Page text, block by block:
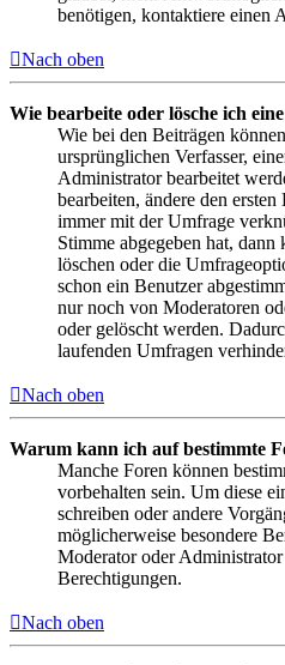
benötigen, kontaktiere einen
Nach oben
Wie bearbeite oder lösche ich
Wie bei den Beiträgen
ursprünglichen Verfasser,
Administrator bearbeitet
bearbeiten, ändere den
immer mit der Umfrage
Stimme abgegeben hat,
löschen oder die
schon ein Benutzer
nur noch von Moderatoren
oder gelöscht werden.
laufenden Umfragen
Nach oben
Warum kann ich auf bestimmte
Manche Foren können
vorbehalten sein. Um diese
schreiben oder andere
möglicherweise besondere
Moderator oder Administrator
Berechtigungen.
Nach oben